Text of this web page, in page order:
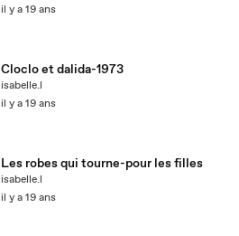
il y a 19 ans
Cloclo et dalida-1973
isabelle.l
il y a 19 ans
Les robes qui tourne-pour les filles
isabelle.l
il y a 19 ans